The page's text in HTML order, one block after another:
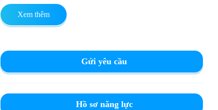
Xem thêm
Gửi yêu cầu
Hồ sơ năng lực